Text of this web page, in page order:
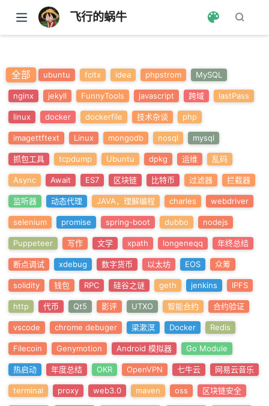
飞行的蜗牛
全部 ubuntu fcitx idea phpstrom MySQL
nginx jekyll FunnyTools javascript 跨域 lastPass
linux docker dockerfile 技术杂谈 php
imagettftext Linux mongodb nosql mysql
抓包工具 tcpdump Ubuntu dpkg 运维 乱码
Async Await ES7 区块链 比特币 过滤器 拦截器
监听器 动态代理 JAVA，理解编程 charles webdriver
selenium promise spring-boot dubbo nodejs
Puppeteer 写作 文学 xpath longeneqq 年终总结
断点调试 xdebug 数字货币 以太坊 EOS 众筹
solidity 钱包 RPC 硅谷之谜 geth jenkins IPFS
http 代币 Qt5 影评 UTXO 智能合约 合约验证
vscode chrome debuger 梁漱溟 Docker Redis
Filecoin Genymotion Android 模拟器 Go Module
热启动 年度总结 OKR OpenVPN 七牛云 网易云音乐
terminal proxy web3.0 maven oss 区块链安全